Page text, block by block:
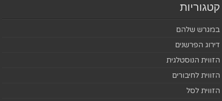
קטגוריות
במגרש שלהם
דירוג הפרשנים
הזווית הנוסטלגית
הזווית לחיבורים
הזווית לסל